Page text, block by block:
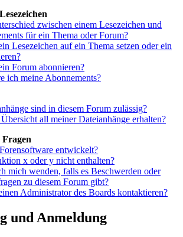
zwischen einem Lesezeichen und
für ein Thema oder Forum?
Lesezeichen auf ein Thema setzen oder ein
Forum abonnieren?
ich meine Abonnements?
sind in diesem Forum zulässig?
all meiner Dateianhänge erhalten?
entwickelt?
x oder y nicht enthalten?
mich wenden, falls es Beschwerden oder
zu diesem Forum gibt?
Administrator des Boards kontaktieren?
und Anmeldung